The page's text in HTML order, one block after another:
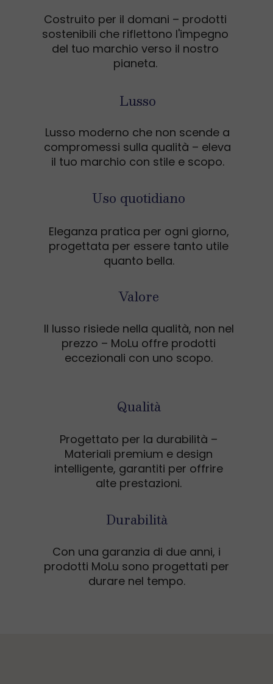
Costruito per il domani – prodotti
sostenibili che riflettono l'impegno
del tuo marchio verso il nostro
pianeta.
Qualità
Progettato per la durabilità –
Materiali premium e design
intelligente, garantiti per offrire
alte prestazioni.
Durabilità
Con una garanzia di due anni, i
prodotti MoLu sono progettati per
durare nel tempo.
Lusso
Lusso moderno che non scende a
compromessi sulla qualità – eleva
il tuo marchio con stile e scopo.
Uso quotidiano
Eleganza pratica per ogni giorno,
progettata per essere tanto utile
quanto bella.
Valore
Il lusso risiede nella qualità, non nel
prezzo – MoLu offre prodotti
eccezionali con uno scopo.